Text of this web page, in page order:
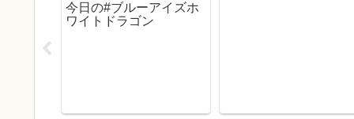
今日の#ブルーアイズホ
ワイトドラゴン